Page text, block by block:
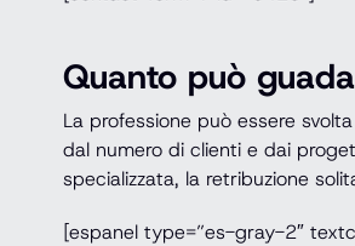
Quanto può
La professione può essere
dal numero di clienti e dai
specializzata, la retribuzione
[espanel type=”es-gray-2″